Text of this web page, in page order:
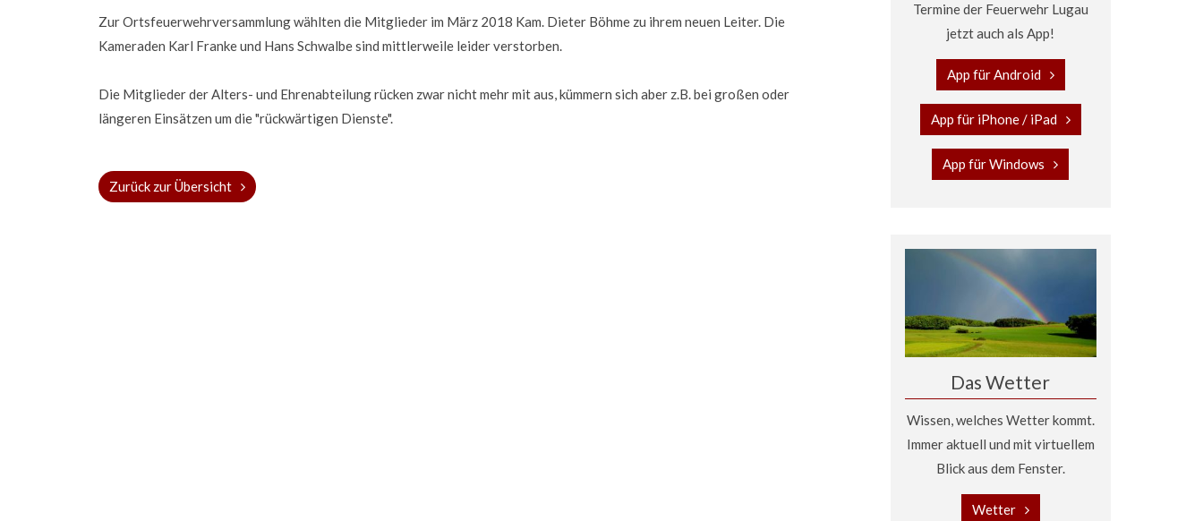
Zur Ortsfeuerwehrversammlung wählten die Mitglieder im März 2018 Kam. Dieter Böhme zu ihrem neuen Leiter. Die
Kameraden Karl Franke und Hans Schwalbe sind mittlerweile leider verstorben.
Die Mitglieder der Alters- und Ehrenabteilung rücken zwar nicht mehr mit aus, kümmern sich aber z.B. bei großen oder
längeren Einsätzen um die "rückwärtigen Dienste".
Zurück zur Übersicht
Termine der Feuerwehr Lugau
jetzt auch als App!
App für Android
App für iPhone / iPad
App für Windows
Das Wetter
Wissen, welches Wetter kommt.
Immer aktuell und mit virtuellem
Blick aus dem Fenster.
Wetter